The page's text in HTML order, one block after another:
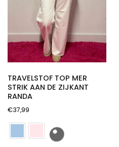
TRAVELSTOF TOP MER
STRIK AAN DE ZIJKANT
RANDA
€37,99